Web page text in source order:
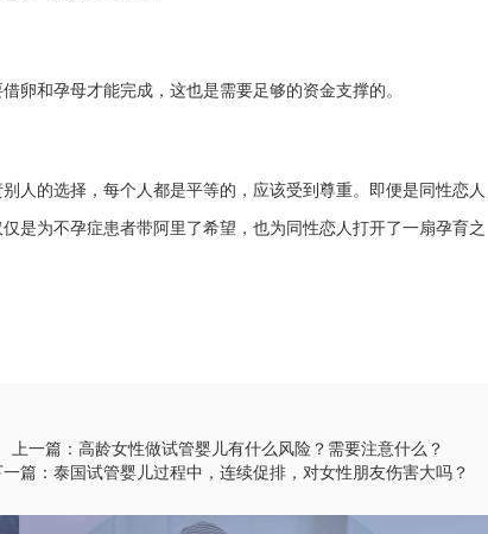
卵和孕母才能完成，这也是需要足够的资金支撑的。
人的选择，每个人都是平等的，应该受到尊重。即便是同性恋
是为不孕症患者带阿里了希望，也为同性恋人打开了一扇孕育之
上一篇：高龄女性做试管婴儿有什么风险？需要注意什么？
一篇：泰国试管婴儿过程中，连续促排，对女性朋友伤害大吗？